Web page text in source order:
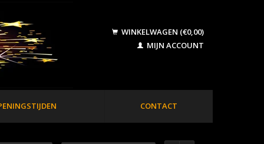
WINKELWAGEN (€0,00)
MIJN ACCOUNT
CONTACT